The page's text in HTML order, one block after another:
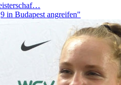
in Budapest angreifen"